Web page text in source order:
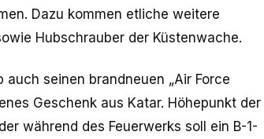
Dazu kommen etliche weitere
Hubschrauber der Küstenwache.
seinen brandneuen „Air Force
Geschenk aus Katar. Höhepunkt der
während des Feuerwerks soll ein B-1-